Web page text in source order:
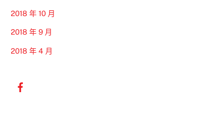
2018 年 10 月
2018 年 9 月
2018 年 4 月